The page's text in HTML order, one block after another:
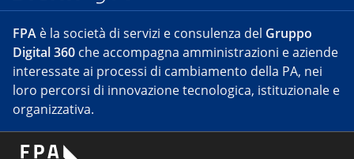
FPA è la società di servizi e consulenza del Gruppo
Digital 360 che accompagna amministrazioni e aziende
interessate ai processi di cambiamento della PA, nei
loro percorsi di innovazione tecnologica, istituzionale e
organizzativa.